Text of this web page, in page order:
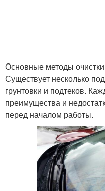
Основные методы очистки
Существует несколько
грунтовки и подтеков.
преимущества и
перед началом работы.